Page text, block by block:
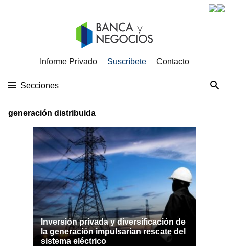
Informe Privado Suscríbete Contacto
Secciones
generación distribuida
Inversión privada y diversificación de
la generación impulsarían rescate del
sistema eléctrico